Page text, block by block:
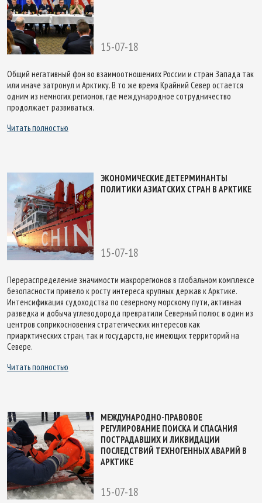
15-07-18
Общий негативный фон во взаимоотношениях России и стран Запада так
или иначе затронул и Арктику. В то же время Крайний Север остается
одним из немногих регионов, где международное сотрудничество
продолжает развиваться.
Читать полностью
ЭКОНОМИЧЕСКИЕ ДЕТЕРМИНАНТЫ
ПОЛИТИКИ АЗИАТСКИХ СТРАН В АРКТИКЕ
15-07-18
Перераспределение значимости макрорегионов в глобальном комплексе
безопасности привело к росту интереса крупных держав к Арктике.
Интенсификация судоходства по северному морскому пути, активная
разведка и добыча углеводорода превратили Северный полюс в один из
центров соприкосновения стратегических интересов как
приарктических стран, так и государств, не имеющих территорий на
Севере.
Читать полностью
МЕЖДУНАРОДНО-ПРАВОВОЕ
РЕГУЛИРОВАНИЕ ПОИСКА И СПАСАНИЯ
ПОСТРАДАВШИХ И ЛИКВИДАЦИИ
ПОСЛЕДСТВИЙ ТЕХНОГЕННЫХ АВАРИЙ В
АРКТИКЕ
15-07-18